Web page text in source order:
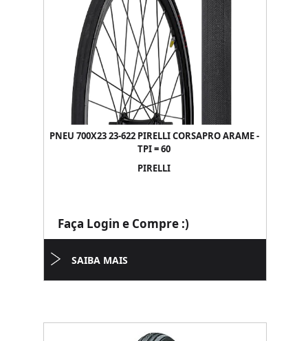
PNEU 700X23 23-622 PIRELLI CORSAPRO ARAME -
TPI = 60
PIRELLI
Faça Login e Compre :)
SAIBA MAIS